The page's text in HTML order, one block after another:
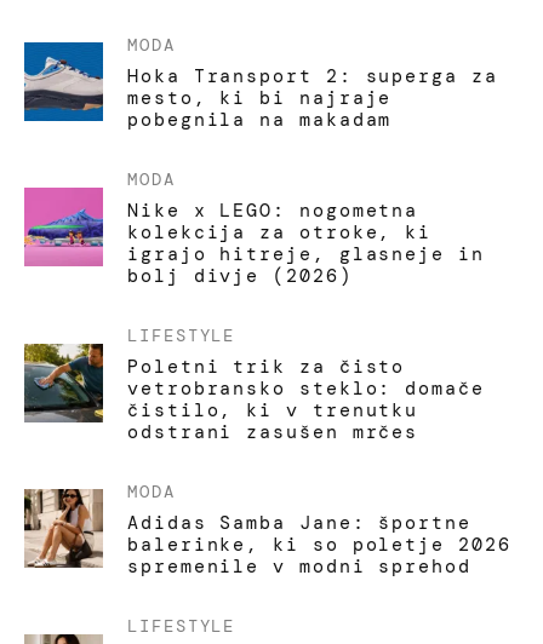
MODA
Hoka Transport 2: superga za
mesto, ki bi najraje
pobegnila na makadam
MODA
Nike x LEGO: nogometna
kolekcija za otroke, ki
igrajo hitreje, glasneje in
bolj divje (2026)
LIFESTYLE
Poletni trik za čisto
vetrobransko steklo: domače
čistilo, ki v trenutku
odstrani zasušen mrčes
MODA
Adidas Samba Jane: športne
balerinke, ki so poletje 2026
spremenile v modni sprehod
LIFESTYLE